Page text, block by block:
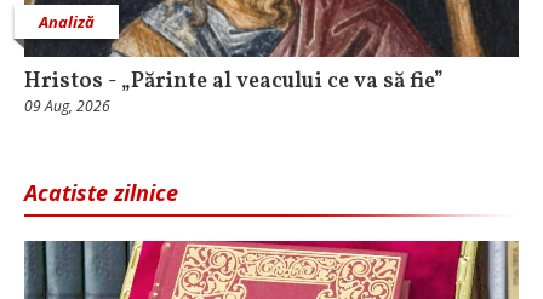
Analiză
Hristos - „Părinte al veacului ce va să fie”
09 Aug, 2026
Acatiste zilnice